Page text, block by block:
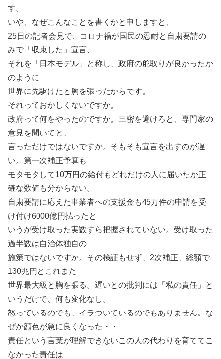
す。
いや、なぜこんなことを書くかと申しますと、
25日の記者会見で、コロナ禍が国民の忍耐と自粛要請の
みで「収束した」宣言、
それを「日本モデル」と称し、政府の舵取りが良かったか
のように
世界に先駆けたと胸を張ったからです。
それっておかしくないですか。
政府って何をやったのですか。三密を避けろと、専門家の
意見を聞いてと、
言っただけではないですか。そもそも宣言を出すのが遅
い。第一次補正予算も
モタモタして10万円の給付もどれだけの人に届いたか正
確な数値も分からない。
自粛要請に応えた事業者への支援金も45万件の申請を受
け付け6000億円払ったと
いうが受け取った実数すら把握されていない。受け取った
過半数は自治体独自の
施策ではないですか。その検証もせず、2次補正、総額で
130兆円とこれまた
世界最大級と胸を張る。遅いとの批判には「私の責任」と
いうだけで、何も変化なし。
怒っているのでも、イラついているのでもありません。な
ぜか顔色が急に良くなった・・
責任という言葉が理解できないこの人の代わりを育ててこ
なかった責任は